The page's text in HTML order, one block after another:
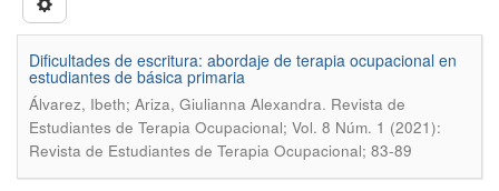
Dificultades de escritura: abordaje de terapia ocupacional en
estudiantes de básica primaria
Álvarez, Ibeth; Ariza, Giulianna Alexandra. Revista de
Estudiantes de Terapia Ocupacional; Vol. 8 Núm. 1 (2021):
Revista de Estudiantes de Terapia Ocupacional; 83-89